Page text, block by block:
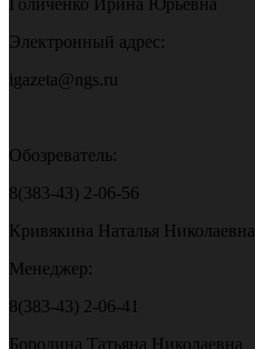
Голиченко Ирина Юрьевна
Электронный адрес:
igazeta@ngs.ru
Обозреватель:
8(383-43) 2-06-56
Кривякина Наталья Николаевна
Менеджер:
8(383-43) 2-06-41
Бородина Татьяна Николаевна